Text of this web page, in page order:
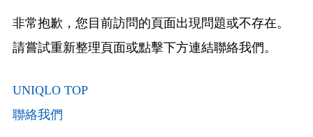
非常抱歉，您目前訪問的頁面出現問題或不存在。
請嘗試重新整理頁面或點擊下方連結聯絡我們。
UNIQLO TOP
聯絡我們